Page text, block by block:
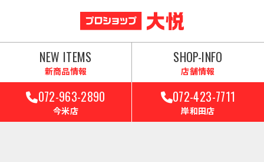
NEW ITEMS
新商品情報
SHOP-INFO
店舗情報
072-963-2890
今米店
072-423-7711
岸和田店